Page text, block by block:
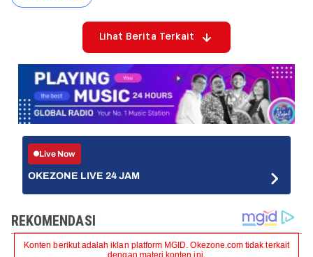
Lihat Berita Terkait
Live Now
OKEZONE LIVE 24 JAM